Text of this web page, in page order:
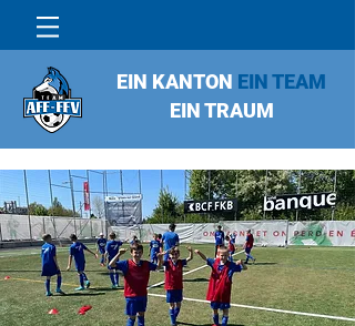
EIN KANTON EIN TEAM
EIN TRAUM